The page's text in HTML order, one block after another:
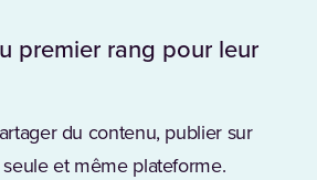
premier rang pour leur
du contenu, publier sur
et même plateforme.